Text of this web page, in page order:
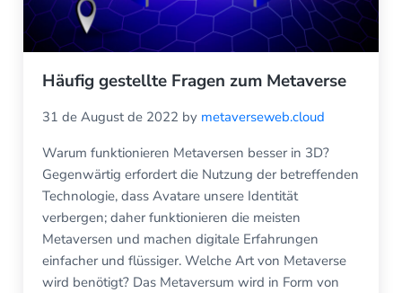
Häufig gestellte Fragen zum Metaverse
31 de August de 2022 by metaverseweb.cloud
Warum funktionieren Metaversen besser in 3D?
Gegenwärtig erfordert die Nutzung der betreffenden
Technologie, dass Avatare unsere Identität
verbergen; daher funktionieren die meisten
Metaversen und machen digitale Erfahrungen
einfacher und flüssiger. Welche Art von Metaverse
wird benötigt? Das Metaversum wird in Form von